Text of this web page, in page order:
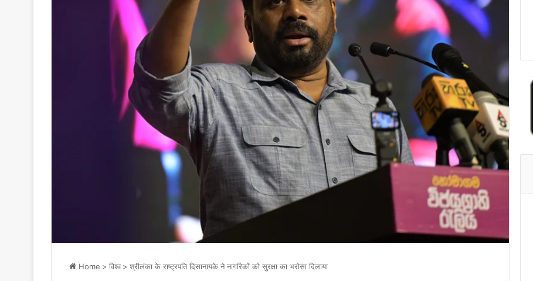
Home > विश्व > श्रीलंका के राष्ट्रपति दिसानायके ने नागरिकों को सुरक्षा का भरोसा दिलाया